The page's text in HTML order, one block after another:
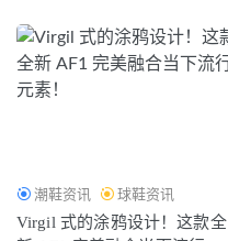
潮鞋资讯 球鞋资讯
Virgil 式的涂鸦设计！这款全